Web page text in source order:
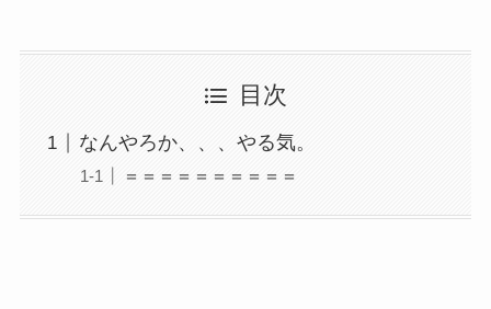
目次
なんやろか、、、やる気。
＝＝＝＝＝＝＝＝＝＝